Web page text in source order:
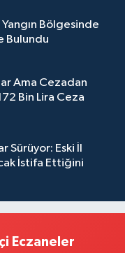
Bölgesinde
Bulundu
Ama Cezadan
Bin Lira Ceza
Sürüyor: Eski İl
İstifa Ettiğini
Eczaneler